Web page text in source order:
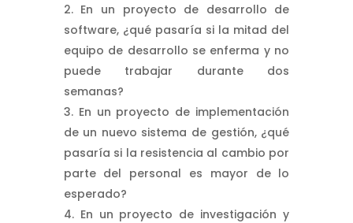
En un proyecto de desarrollo de
software, ¿qué pasaría si la mitad del
equipo de desarrollo se enferma y no
puede trabajar durante dos
semanas?
En un proyecto de implementación
de un nuevo sistema de gestión, ¿qué
pasaría si la resistencia al cambio por
parte del personal es mayor de lo
esperado?
En un proyecto de investigación y